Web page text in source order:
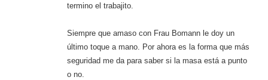
termino el trabajito.
Siempre que amaso con Frau Bomann le doy un
último toque a mano. Por ahora es la forma que más
seguridad me da para saber si la masa está a punto
o no.